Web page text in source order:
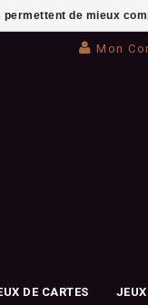
Mon
DE CARTES
de mieux